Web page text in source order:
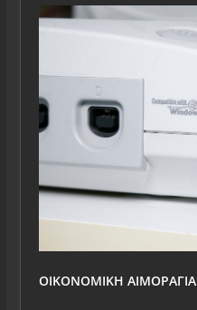
ΟΙΚΟΝΟΜΙΚΗ ΑΙΜΟΡΑΓΙΑ